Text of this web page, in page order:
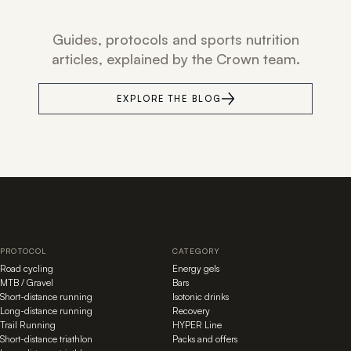
Guides, protocols and sports nutrition
articles, explained by the Crown team.
EXPLORE THE BLOG
PROTOCOL
Road cycling
MTB / Gravel
Short-distance running
Long-distance running
Trail Running
Short-distance triathlon
CATEGORY
Energy gels
Bars
Isotonic drinks
Recovery
HYPER Line
Packs and offers